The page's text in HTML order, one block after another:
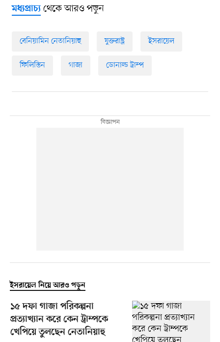
মধ্যপ্রাচ্যথেকে আরও পড়ুন
বেনিয়ামিন নেতানিয়াহু যুক্তরাষ্ট্র ইসরায়েল
ফিলিস্তিন গাজা ডোনাল্ড ট্রাম্প
ইসরায়েল নিয়ে আরও পড়ুন
১৫ দফা গাজা পরিকল্পনা
প্রত্যাখ্যান করে কেন ট্রাম্পকে
খেপিয়ে তুলছেন নেতানিয়াহু